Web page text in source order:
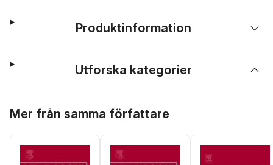
Produktinformation
Utforska kategorier
Mer från samma författare